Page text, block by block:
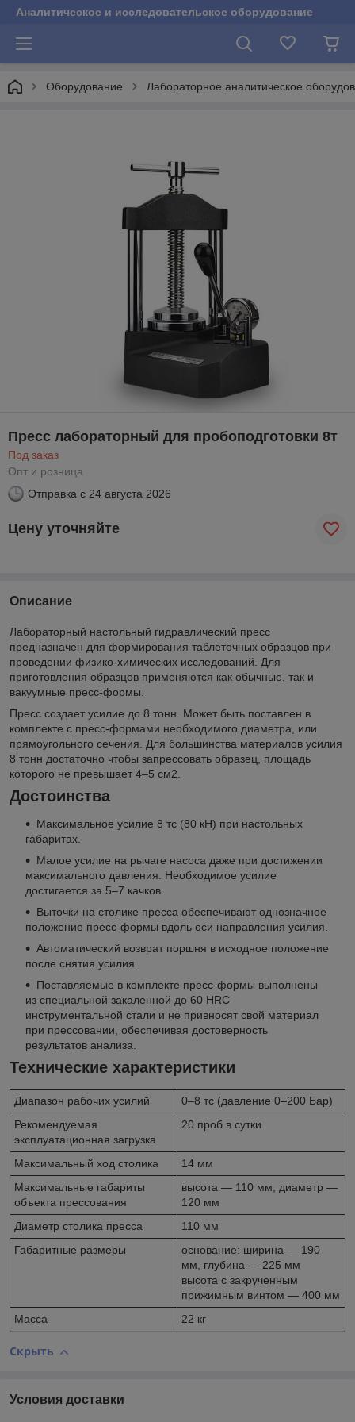
Аналитическое и исследовательское оборудование
Оборудование Лабораторное аналитическое
Пресс лабораторный для пробоподготовки 8т
Под заказ
Опт и розница
Отправка с 24 августа 2026
Цену уточняйте
Описание
Лабораторный настольный гидравлический пресс
предназначен для формирования таблеточных образцов при
проведении физико-химических исследований. Для
приготовления образцов применяются как обычные, так и
вакуумные пресс-формы.
Пресс создает усилие до 8 тонн. Может быть поставлен в
комплекте с пресс-формами необходимого диаметра, или
прямоугольного сечения. Для большинства материалов усилия
8 тонн достаточно чтобы запрессовать образец, площадь
которого не превышает 4–5 см2
Достоинства
Максимальное усилие 8 тс (80 кН) при настольных
габаритах.
Малое усилие на рычаге насоса даже при достижении
максимального давления. Необходимое усилие
достигается за 5–7 качков.
Выточки на столике пресса обеспечивают однозначное
положение пресс-формы вдоль оси направления усилия.
Автоматический возврат поршня в исходное положение
после снятия усилия.
Поставляемые в комплекте пресс-формы выполнены
из специальной закаленной до 60 HRC
инструментальной стали и не привносят свой материал
при прессовании, обеспечивая достоверность
результатов анализа.
Технические характеристики
Диапазон рабочих усилий
0–8 тс (давление 0–200 Бар)
Рекомендуемая
эксплуатационная загрузка
20 проб в сутки
Максимальный ход столика
14 мм
Максимальные габариты
объекта прессования
высота — 110 мм, диаметр —
120 мм
Диаметр столика пресса
110 мм
Габаритные размеры
основание: ширина — 190
мм, глубина — 225 мм
высота с закрученным
прижимным винтом — 400 мм
Масса
22 кг
Скрыть
Условия доставки